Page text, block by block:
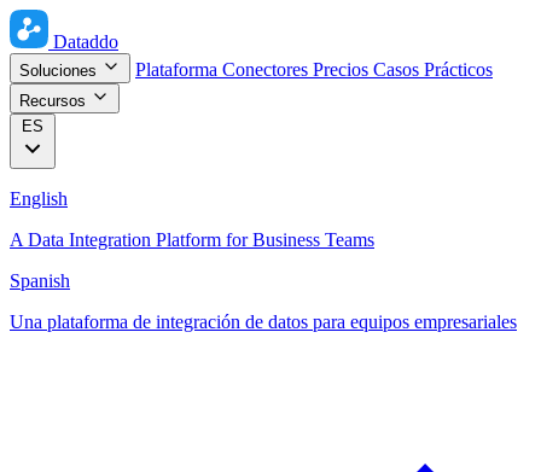
Dataddo
Soluciones Plataforma Conectores Precios Casos Prácticos
Recursos
ES
English
A Data Integration Platform for Business Teams
Spanish
Una plataforma de integración de datos para equipos empresariales